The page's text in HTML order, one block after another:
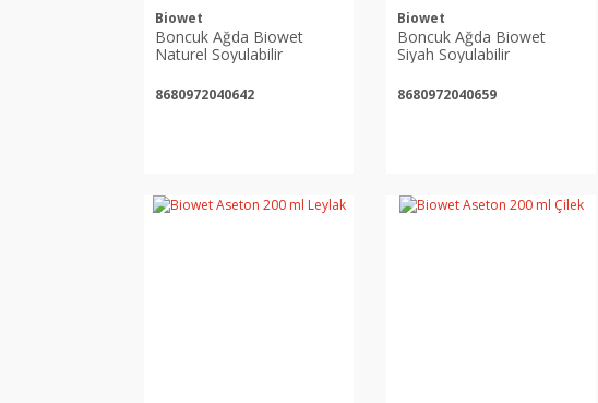
Biowet
Boncuk Ağda Biowet
Naturel Soyulabilir
8680972040642
Biowet
Boncuk Ağda Biowet
Siyah Soyulabilir
8680972040659